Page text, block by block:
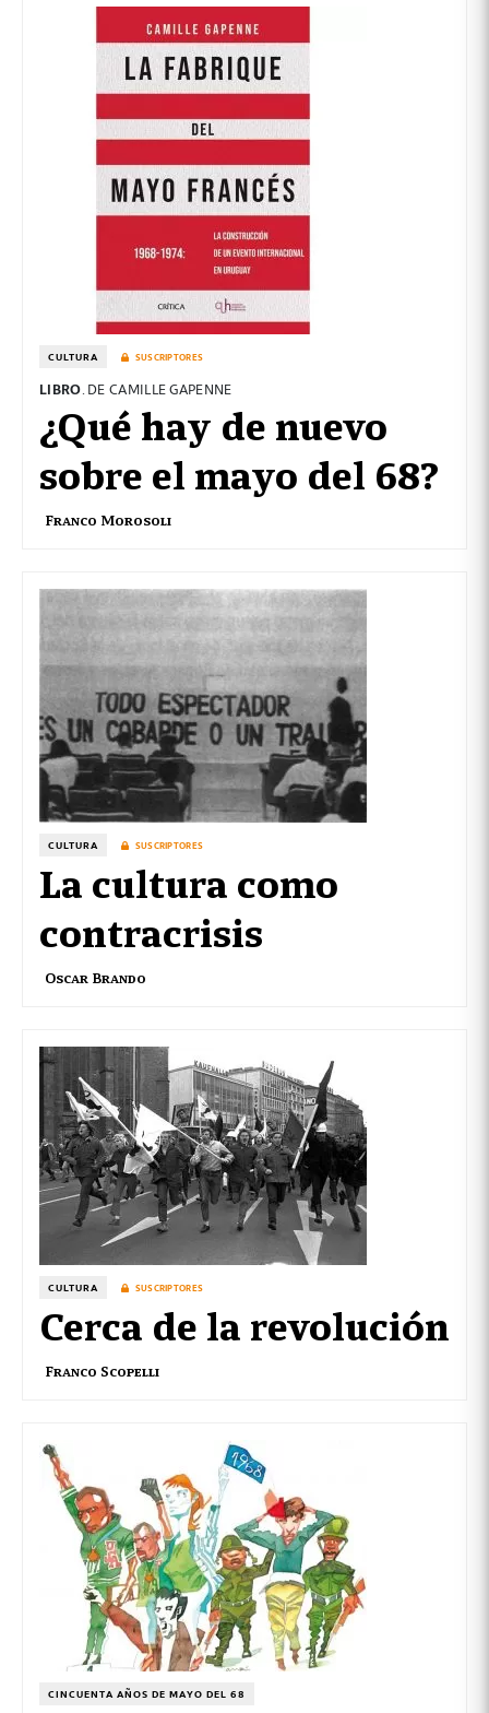
CULTURA SUSCRIPTORES
LIBRO. DE CAMILLE GAPENNE
¿Qué hay de nuevo
sobre el mayo del 68?
Franco Morosoli
CULTURA SUSCRIPTORES
La cultura como
contracrisis
Oscar Brando
CULTURA SUSCRIPTORES
Cerca de la revolución
Franco Scopelli
CINCUENTA AÑOS DE MAYO DEL 68